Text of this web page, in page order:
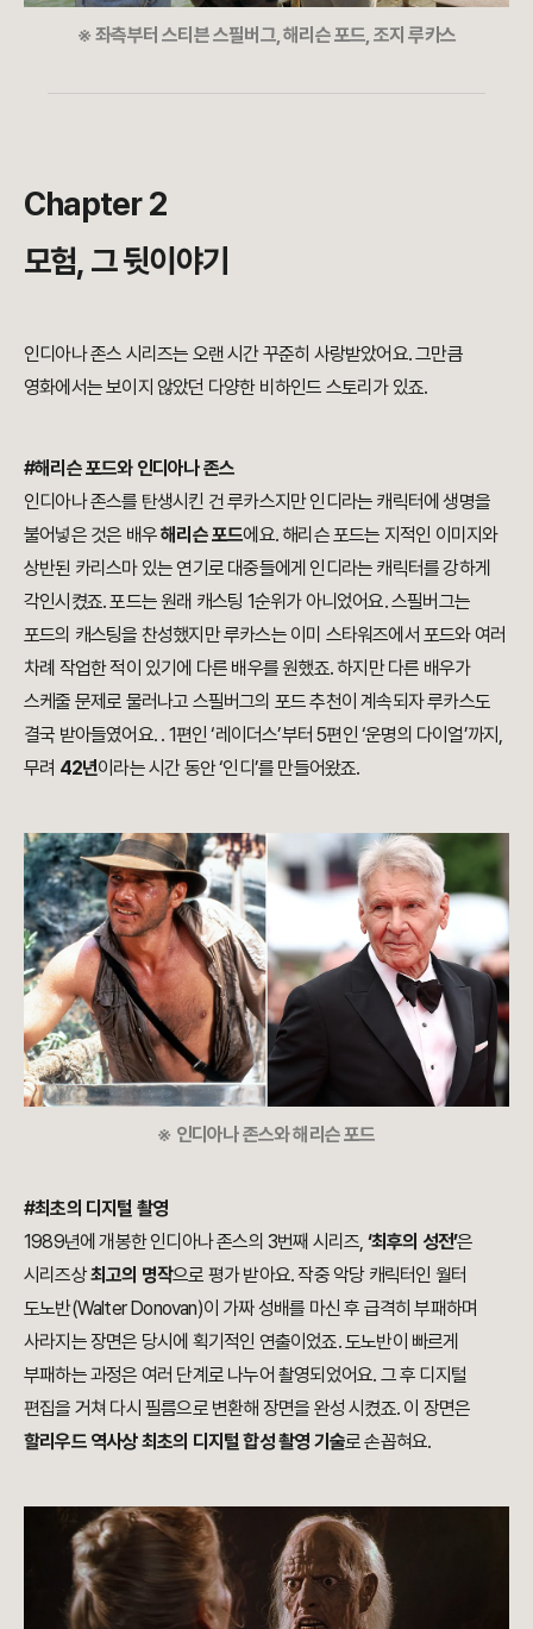
※ 좌측부터 스티븐 스필버그, 해리슨 포드, 조지 루카스
Chapter 2
모험, 그 뒷이야기
인디아나 존스 시리즈는 오랜 시간 꾸준히 사랑받았어요. 그만큼
영화에서는 보이지 않았던 다양한 비하인드 스토리가 있죠.
#해리슨 포드와 인디아나 존스
인디아나 존스를 탄생시킨 건 루카스지만 인디라는 캐릭터에 생명을
불어넣은 것은 배우해리슨 포드에요. 해리슨 포드는 지적인 이미지와
상반된 카리스마 있는 연기로 대중들에게 인디라는 캐릭터를 강하게
각인시켰죠. 포드는 원래 캐스팅 1순위가 아니었어요. 스필버그는
포드의 캐스팅을 찬성했지만 루카스는 이미 스타워즈에서 포드와 여러
차례 작업한 적이 있기에 다른 배우를 원했죠. 하지만 다른 배우가
스케줄 문제로 물러나고 스필버그의 포드 추천이 계속되자 루카스도
결국 받아들였어요. . 1편인 ‘레이더스’부터 5편인 ‘운명의 다이얼’까지,
무려 42년이라는 시간 동안 ‘인디’를 만들어왔죠.
※ 인디아나 존스와 해리슨 포드
#최초의 디지털 촬영
1989년에 개봉한 인디아나 존스의 3번째 시리즈, ‘최후의 성전’은
시리즈상최고의 명작으로 평가 받아요. 작중 악당 캐릭터인 월터
도노반(Walter Donovan)이 가짜 성배를 마신 후 급격히 부패하며
사라지는 장면은 당시에 획기적인 연출이었죠. 도노반이 빠르게
부패하는 과정은 여러 단계로 나누어 촬영되었어요. 그 후 디지털
편집을 거쳐 다시 필름으로 변환해 장면을 완성 시켰죠. 이 장면은
할리우드 역사상 최초의 디지털 합성 촬영 기술로 손꼽혀요.